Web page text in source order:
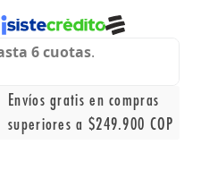
Envíos gratis en compras
superiores a $249.900 COP